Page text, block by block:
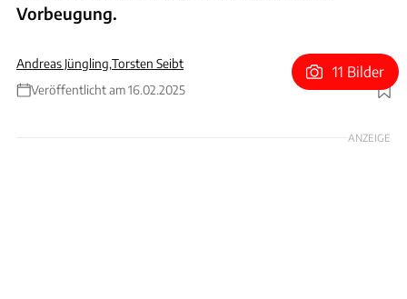
Vorbeugung.
Andreas Jüngling,Torsten Seibt
Veröffentlicht am 16.02.2025
Foto: Ford
11 Bilder
ANZEIGE